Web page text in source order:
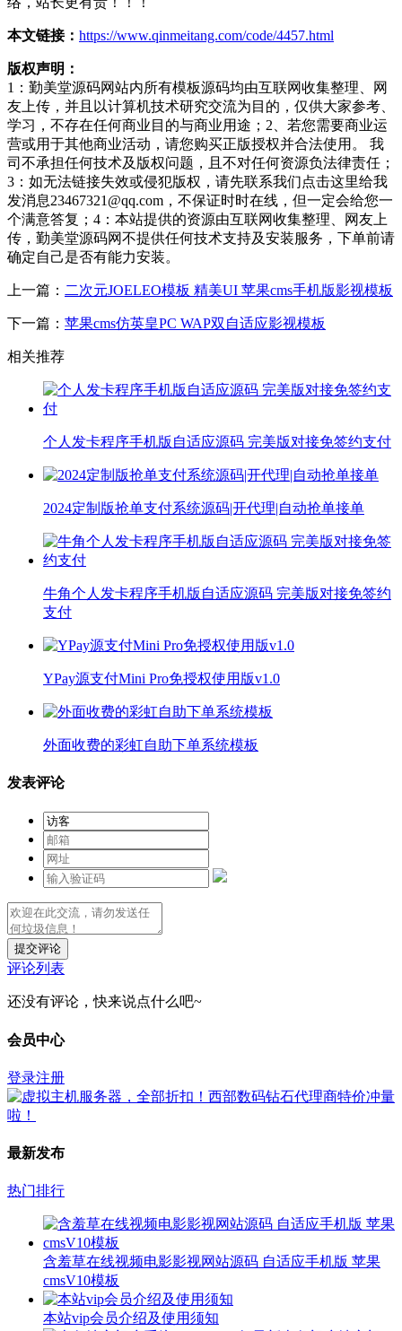
本文链接： https://www.qinmeitang.com/code/4457.html
版权声明：
1：勤美堂源码网站内所有模板源码均由互联网收集整理、网
友上传，并且以计算机技术研究交流为目的，仅供大家参考、
学习，不存在任何商业目的与商业用途；2、若您需要商业运
营或用于其他商业活动，请您购买正版授权并合法使用。 我
司不承担任何技术及版权问题，且不对任何资源负法律责任；
3：如无法链接失效或侵犯版权，请先联系我们点击这里给我
发消息23467321@qq.com，不保证时时在线，但一定会给您一
个满意答复；4：本站提供的资源由互联网收集整理、网友上
传，勤美堂源码网不提供任何技术支持及安装服务，下单前请
确定自己是否有能力安装。
上一篇： 二次元JOELEO模板 精美UI 苹果cms手机版影视模板
下一篇： 苹果cms仿英皇PC WAP双自适应影视模板
相关推荐
个人发卡程序手机版自适应源码 完美版对接免签约支付
2024定制版抢单支付系统源码|开代理|自动抢单接单
牛角个人发卡程序手机版自适应源码 完美版对接免签约
支付
YPay源支付Mini Pro免授权使用版v1.0
外面收费的彩虹自助下单系统模板
发表评论
提交评论
评论列表
还没有评论，快来说点什么吧~
会员中心
登录注册
最新发布
热门排行
含羞草在线视频电影影视网站源码 自适应手机版 苹果
cmsV10模板
本站vip会员介绍及使用须知